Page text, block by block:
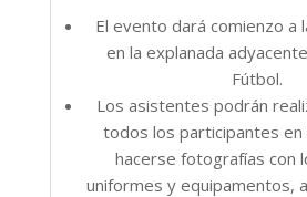
El evento dará comienzo a
en la explanada
Fútbol.
Los asistentes podrán
todos los participantes en
hacerse fotografías con
uniformes y equipamentos,